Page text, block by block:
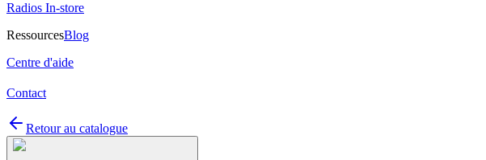
Radios In-store
RessourcesBlog
Centre d'aide
Contact
Retour au catalogue